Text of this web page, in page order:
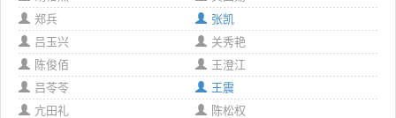
郑兵
张凯
吕玉兴
关秀艳
陈俊佰
王澄江
吕苓苓
王震
亢田礼
陈松权